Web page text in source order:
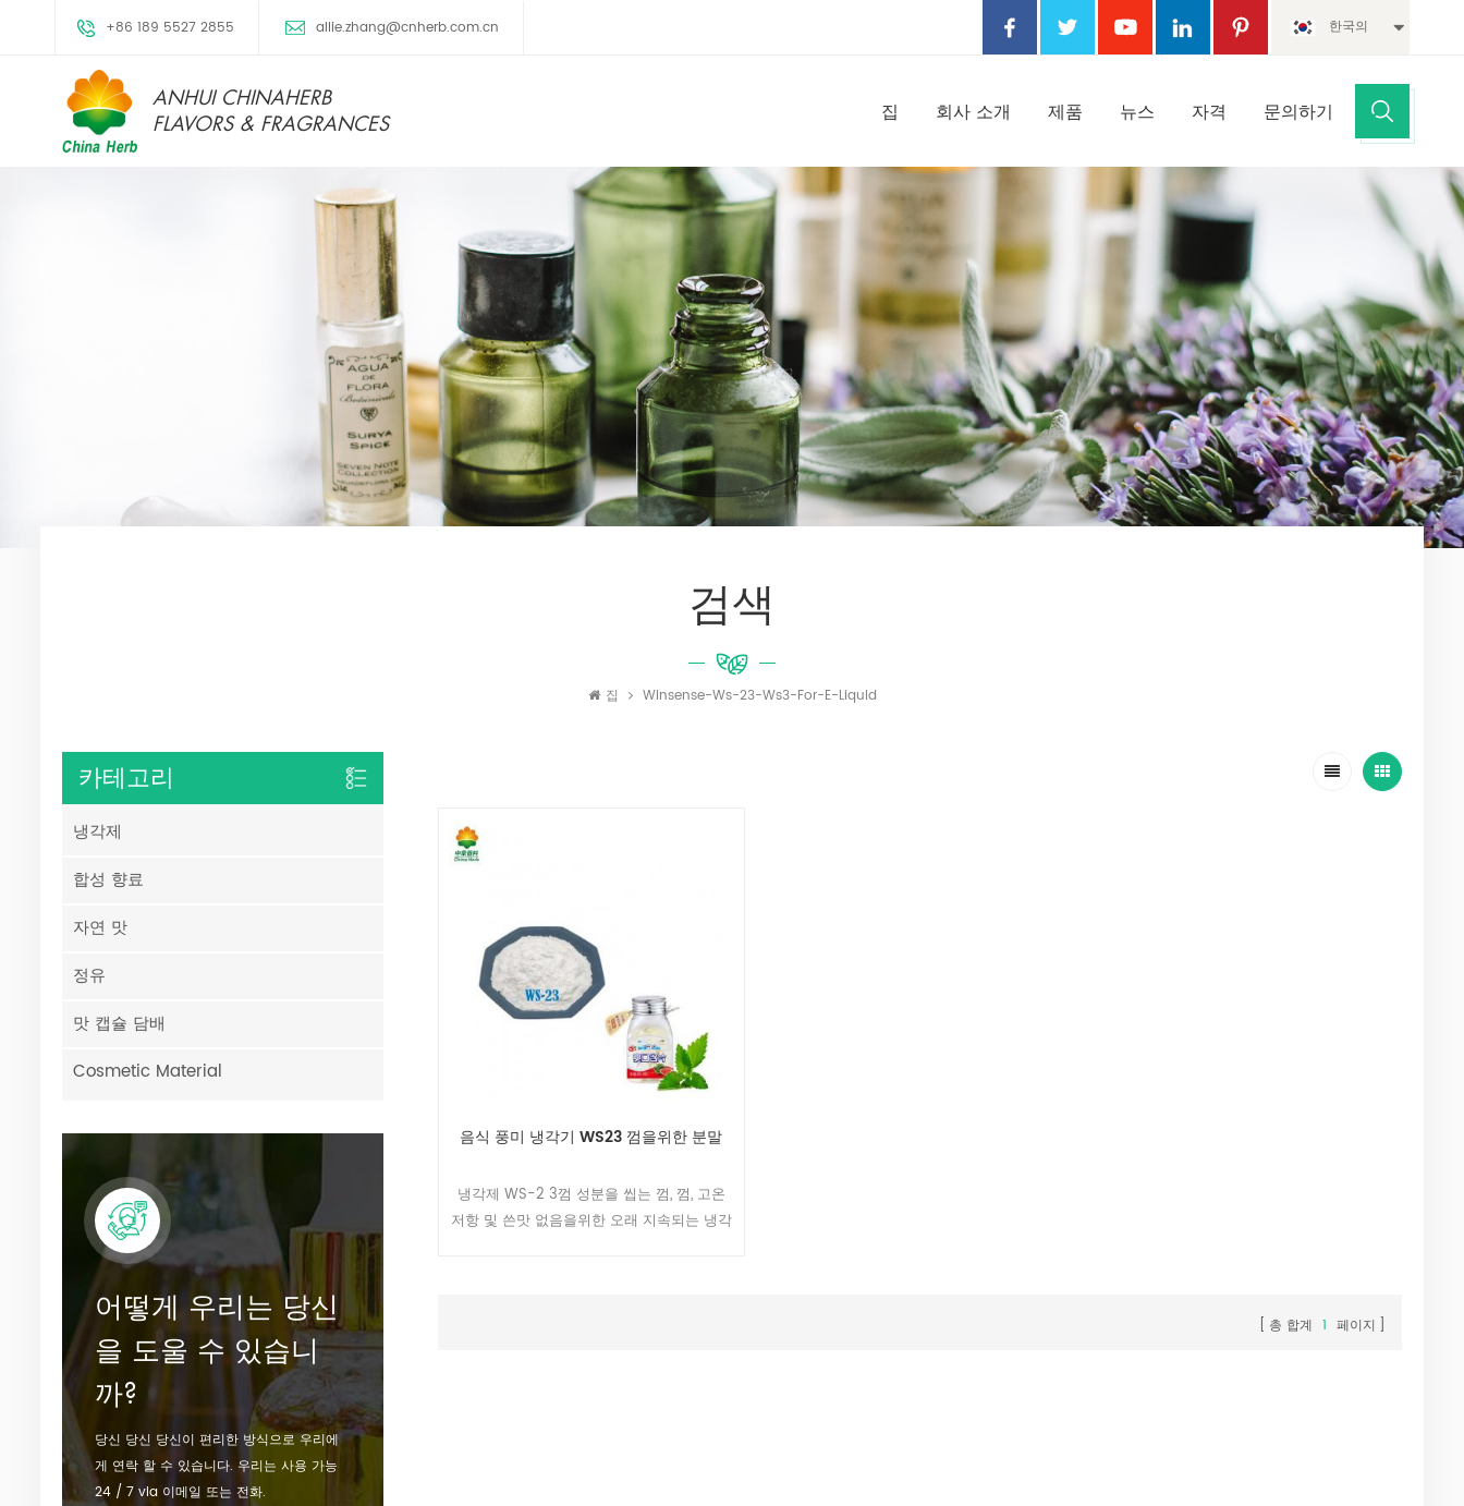
+86 189 5527 2855 allie.zhang@cnherb.com.cn 한국의
ANHUI CHINAHERB
FLAVORS & FRAGRANCES
집 회사 소개 제품 뉴스 자격 문의하기
검색
집 Winsense-Ws-23-Ws3-For-E-Liquid
카테고리
냉각제
합성 향료
자연 맛
정유
맛 캡슐 담배
Cosmetic Material
어떻게 우리는 당신
을 도울 수 있습니
까?
당신 당신 당신이 편리한 방식으로 우리에
게 연락 할 수 있습니다. 우리는 사용 가능
24 / 7 via 이메일 또는 전화.
음식 풍미 냉각기 WS23 껌을위한 분말
냉각제 WS-2 3껌 성분을 씹는 껌, 껌, 고온
저항 및 쓴맛 없음을위한 오래 지속되는 냉각
총 합계 1 페이지